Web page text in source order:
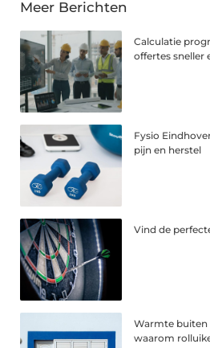
Meer Berichten
Calculatie
offertes sneller
Fysio
pijn en herstel
Vind de
Warmte
waarom